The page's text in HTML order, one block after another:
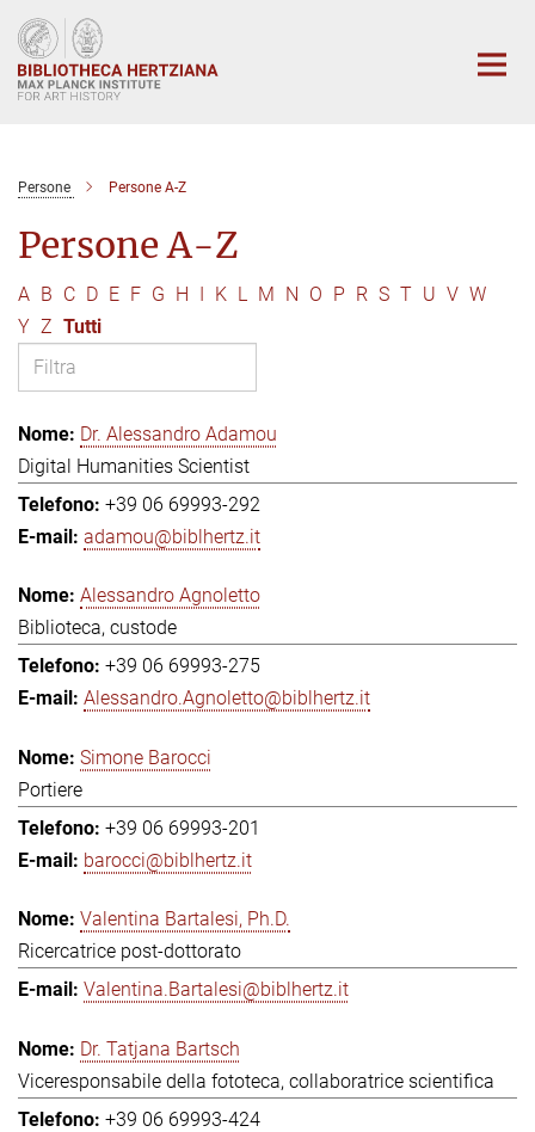
Main-
Content
Persone Persone A-Z
Persone A-Z
A B C D E F G H I K L M N O P R S T U V W
Y Z Tutti
Dr. Alessandro Adamou
Digital Humanities Scientist
+39 06 69993-292
adamou@biblhertz.it
Alessandro Agnoletto
Biblioteca, custode
+39 06 69993-275
Alessandro.Agnoletto@biblhertz.it
Simone Barocci
Portiere
+39 06 69993-201
barocci@biblhertz.it
Valentina Bartalesi, Ph.D.
Ricercatrice post-dottorato
Valentina.Bartalesi@biblhertz.it
Dr. Tatjana Bartsch
Viceresponsabile della fototeca, collaboratrice scientifica
+39 06 69993-424